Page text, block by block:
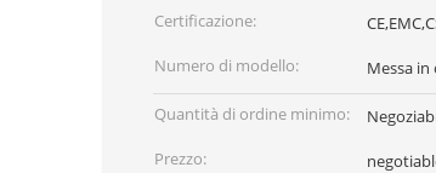
Certificazione:
Numero di modello:
Messa in
Quantità di ordine minimo:
Prezzo: